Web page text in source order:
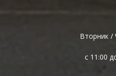
Вторник /
с 11:00